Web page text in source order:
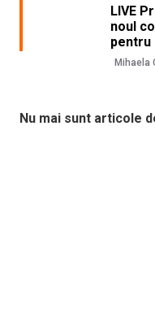
LIVE
noul
pentru
Mihaela
Nu mai sunt articole